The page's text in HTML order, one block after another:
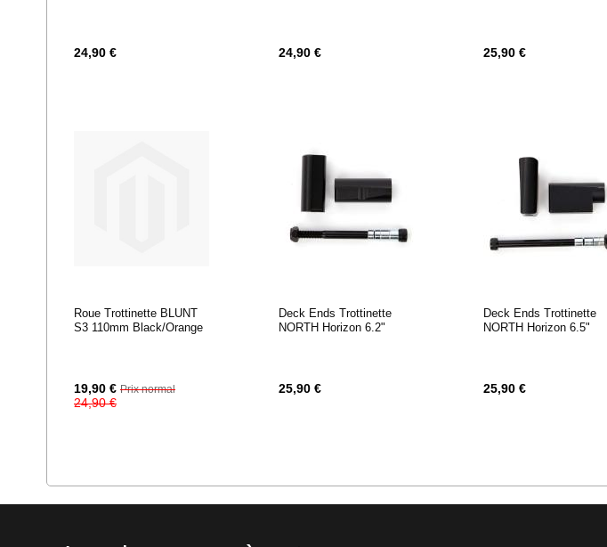
24,90 € 24,90 € 25,90 €
Roue Trottinette BLUNT
S3 110mm Black/Orange
Prix
Spécial
19,90 € Prix normal
24,90 €
Deck Ends Trottinette
NORTH Horizon 6.2"
25,90 €
Deck Ends Trottinette
NORTH Horizon 6.5"
25,90 €